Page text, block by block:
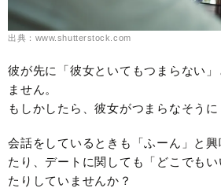
出典：www.shutterstock.com
彼が先に「彼女といてもつまらない
ません。
もしかしたら、彼女がつまらなそうに
会話をしているときも「ふーん」と
たり、デートに関しても「どこでも
たりしていませんか？